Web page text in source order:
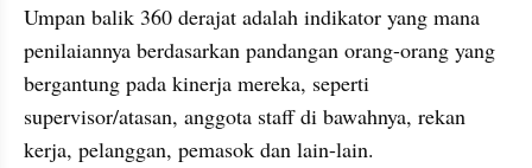
Umpan balik 360 derajat adalah indikator yang mana
penilaiannya berdasarkan pandangan orang-orang yang
bergantung pada kinerja mereka, seperti
supervisor/atasan, anggota staff di bawahnya, rekan
kerja, pelanggan, pemasok dan lain-lain.